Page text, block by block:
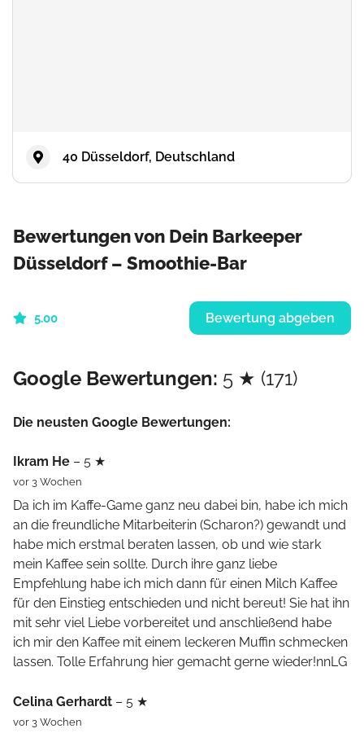
40 Düsseldorf, Deutschland
Bewertungen von Dein Barkeeper
Düsseldorf – Smoothie-Bar
5.00 Bewertung abgeben
Google Bewertungen: 5 ★ (171)
Die neusten Google Bewertungen:
Ikram He – 5 ★
vor 3 Wochen
Da ich im Kaffe-Game ganz neu dabei bin, habe ich mich
an die freundliche Mitarbeiterin (Scharon?) gewandt und
habe mich erstmal beraten lassen, ob und wie stark
mein Kaffee sein sollte. Durch ihre ganz liebe
Empfehlung habe ich mich dann für einen Milch Kaffee
für den Einstieg entschieden und nicht bereut! Sie hat ihn
mit sehr viel Liebe vorbereitet und anschließend habe
ich mir den Kaffee mit einem leckeren Muffin schmecken
lassen. Tolle Erfahrung hier gemacht gerne wieder!nnLG
Celina Gerhardt – 5 ★
vor 3 Wochen